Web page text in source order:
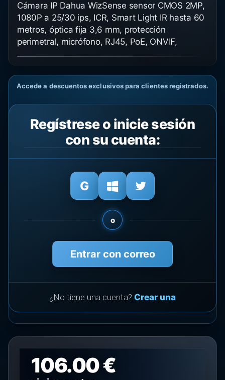
Cámara IP Dahua WizSense sensor CMOS 2MP,
1080P a 25/30 ips, ICR, Smart Light IR hasta 60
metros, óptica fija 3,6 mm, protección
perimetral, micrófono, RJ45, PoE, ONVIF,
Accede a descuentos exclusivos para clientes registrados.
Regístrese o inicie sesión
con su cuenta:
o
Entrar con correo
¿No tiene una cuenta? Crear una
106.00 €